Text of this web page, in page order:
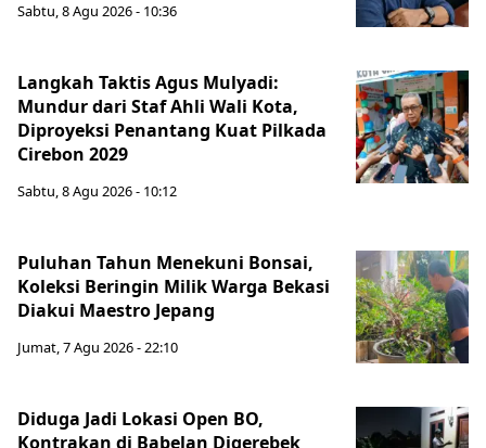
Sabtu, 8 Agu 2026 - 10:36
Langkah Taktis Agus Mulyadi:
Mundur dari Staf Ahli Wali Kota,
Diproyeksi Penantang Kuat Pilkada
Cirebon 2029
Sabtu, 8 Agu 2026 - 10:12
Puluhan Tahun Menekuni Bonsai,
Koleksi Beringin Milik Warga Bekasi
Diakui Maestro Jepang
Jumat, 7 Agu 2026 - 22:10
Diduga Jadi Lokasi Open BO,
Kontrakan di Babelan Digerebek